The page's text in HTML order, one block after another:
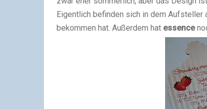
Eigentlich befinden sich in dem
bekommen hat. Außerdem hat essence